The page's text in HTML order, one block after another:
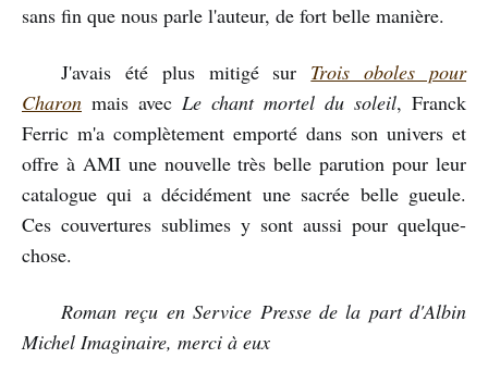
sans fin que nous parle l'auteur, de fort belle manière.
J'avais été plus mitigé sur Trois oboles pour
Charon mais avec Le chant mortel du soleil, Franck
Ferric m'a complètement emporté dans son univers et
offre à AMI une nouvelle très belle parution pour leur
catalogue qui a décidément une sacrée belle gueule.
Ces couvertures sublimes y sont aussi pour quelque-
chose.
Roman reçu en Service Presse de la part d'Albin
Michel Imaginaire, merci à eux